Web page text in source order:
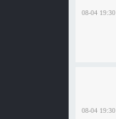
08-04 19:30
08-04 19:30